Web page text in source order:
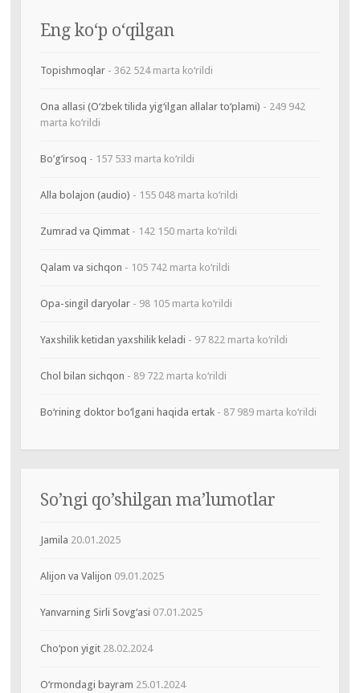
Eng ko‘p o‘qilgan
Topishmoqlar- 362 524 marta ko‘rildi
Ona allasi (O‘zbek tilida yig‘ilgan allalar to‘plami) - 249 942
marta ko‘rildi
Bo’g’irsoq - 157 533 marta ko‘rildi
Alla bolajon (audio) - 155 048 marta ko‘rildi
Zumrad va Qimmat- 142 150 marta ko‘rildi
Qalam va sichqon - 105 742 marta ko‘rildi
Opa-singil daryolar- 98 105 marta ko‘rildi
Yaxshilik ketidan yaxshilik keladi - 97 822 marta ko‘rildi
Chol bilan sichqon - 89 722 marta ko‘rildi
Bo‘rining doktor bo‘lgani haqida ertak- 87 989 marta ko‘rildi
So’ngi qo’shilgan ma’lumotlar
Jamila 20.01.2025
Alijon va Valijon 09.01.2025
Yanvarning Sirli Sovg‘asi 07.01.2025
Cho‘pon yigit 28.02.2024
O‘rmondagi bayram 25.01.2024